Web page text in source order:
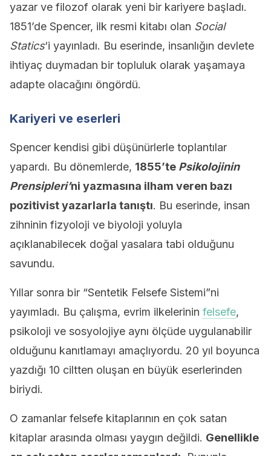
yazar ve filozof olarak yeni bir kariyere başladı.
1851’de Spencer, ilk resmi kitabı olan Social
Statics‘i yayınladı. Bu eserinde, insanlığın devlete
ihtiyaç duymadan bir topluluk olarak yaşamaya
adapte olacağını öngördü.
Kariyeri ve eserleri
Spencer kendisi gibi düşünürlerle toplantılar
yapardı. Bu dönemlerde, 1855’te Psikolojinin
Prensipleri’ni yazmasına ilham veren bazı
pozitivist yazarlarla tanıştı. Bu eserinde, insan
zihninin fizyoloji ve biyoloji yoluyla
açıklanabilecek doğal yasalara tabi olduğunu
savundu.
Yıllar sonra bir “Sentetik Felsefe Sistemi”ni
yayımladı. Bu çalışma, evrim ilkelerinin felsefe,
psikoloji ve sosyolojiye aynı ölçüde uygulanabilir
olduğunu kanıtlamayı amaçlıyordu. 20 yıl boyunca
yazdığı 10 ciltten oluşan en büyük eserlerinden
biriydi.
O zamanlar felsefe kitaplarının en çok satan
kitaplar arasında olması yaygın değildi. Genellikle